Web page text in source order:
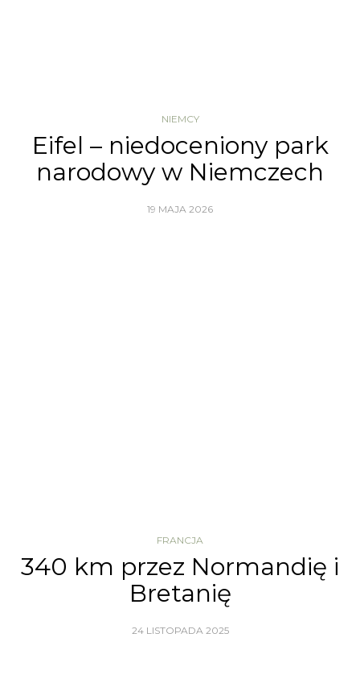
NIEMCY
Eifel – niedoceniony park
narodowy w Niemczech
19 MAJA 2026
FRANCJA
340 km przez Normandię i
Bretanię
24 LISTOPADA 2025